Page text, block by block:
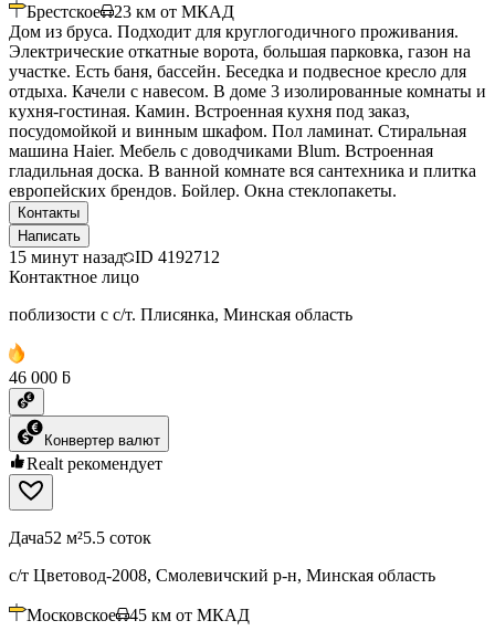
Брестское 23 км от МКАД
Дом из бруса. Подходит для круглогодичного проживания.
Электрические откатные ворота, большая парковка, газон на
участке. Есть баня, бассейн. Беседка и подвесное кресло для
отдыха. Качели с навесом. В доме 3 изолированные комнаты и
кухня-гостиная. Камин. Встроенная кухня под заказ,
посудомойкой и винным шкафом. Пол ламинат. Стиральная
машина Haier. Мебель с доводчиками Blum. Встроенная
гладильная доска. В ванной комнате вся сантехника и плитка
европейских брендов. Бойлер. Окна стеклопакеты.
Контакты
Написать
15 минут назад ID 4192712
Контактное лицо
поблизости с с/т. Плисянка, Минская область
46 000 ƃ
Конвертер валют
Realt рекомендует
Дача52 м²5.5 соток
с/т Цветовод-2008, Смолевичский р-н, Минская область
Московское 45 км от МКАД